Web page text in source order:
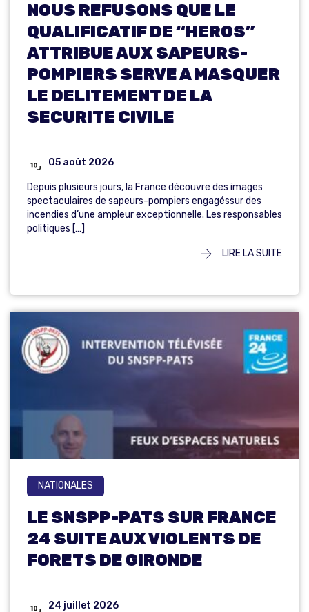
NOUS REFUSONS QUE LE
QUALIFICATIF DE “HEROS”
ATTRIBUE AUX SAPEURS-
POMPIERS SERVE A MASQUER
LE DELITEMENT DE LA
SECURITE CIVILE
05 août 2026
Depuis plusieurs jours, la France découvre des images
spectaculaires de sapeurs-pompiers engagéssur des
incendies d’une ampleur exceptionnelle. Les responsables
politiques […]
LIRE LA SUITE
NATIONALES
LE SNSPP-PATS SUR FRANCE
24 SUITE AUX VIOLENTS DE
FORETS DE GIRONDE
24 juillet 2026